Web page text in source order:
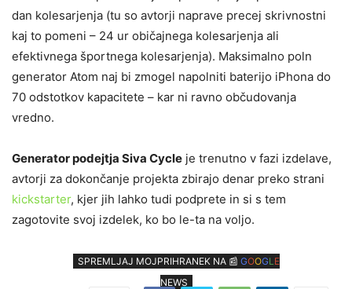
dan kolesarjenja (tu so avtorji naprave precej skrivnostni
kaj to pomeni – 24 ur običajnega kolesarjenja ali
efektivnega športnega kolesarjenja). Maksimalno poln
generator Atom naj bi zmogel napolniti baterijo iPhona do
70 odstotkov kapacitete – kar ni ravno občudovanja
vredno.
Generator podejtja Siva Cycle je trenutno v fazi izdelave,
avtorji za dokončanje projekta zbirajo denar preko strani
kickstarter, kjer jih lahko tudi podprete in si s tem
zagotovite svoj izdelek, ko bo le-ta na voljo.
SPREMLJAJ MOJPRIHRANEK NA 📰 GOOGL E
NEWS